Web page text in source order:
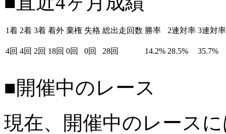
1着 2着 3着 着外 棄権 失格 総出走回数 勝率 2連対率 3連対率
4回 4回 2回 18回 0回 0回 28回 14.2% 28.5% 35.7%
■開催中のレース
現在、開催中のレース